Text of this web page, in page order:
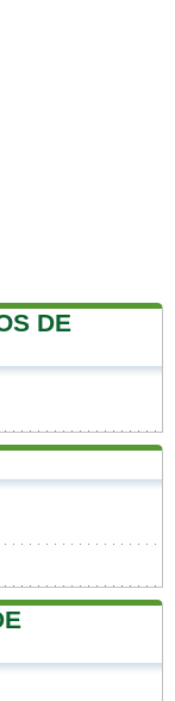
DE